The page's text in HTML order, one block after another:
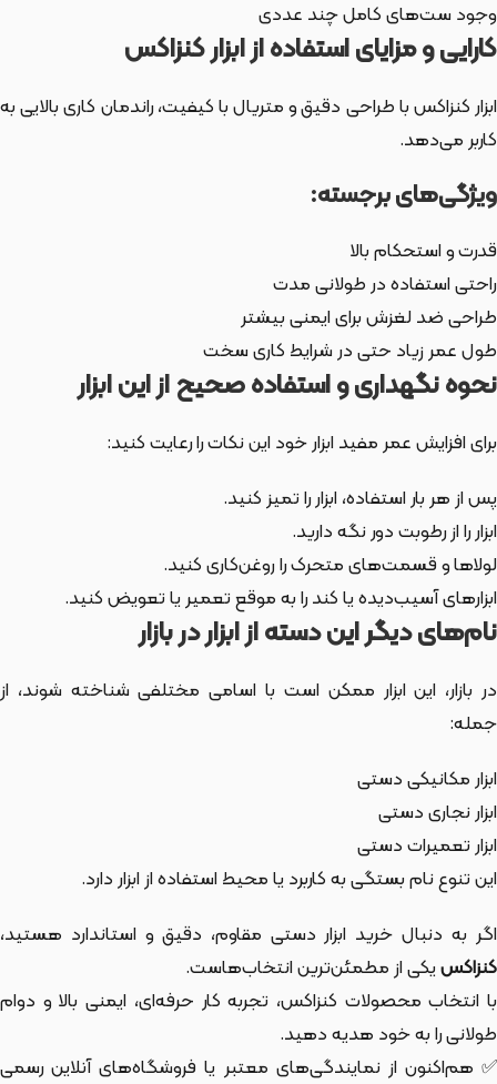
وجود ست‌های کامل چند عددی
کارایی و مزایای استفاده از ابزار کنزاکس
ابزار کنزاکس با طراحی دقیق و متریال با کیفیت، راندمان کاری بالایی به
کاربر می‌دهد.
ویژگی‌های برجسته:
قدرت و استحکام بالا
راحتی استفاده در طولانی مدت
طراحی ضد لغزش برای ایمنی بیشتر
طول عمر زیاد حتی در شرایط کاری سخت
نحوه نگهداری و استفاده صحیح از این ابزار
برای افزایش عمر مفید ابزار خود این نکات را رعایت کنید:
پس از هر بار استفاده، ابزار را تمیز کنید.
ابزار را از رطوبت دور نگه دارید.
لولاها و قسمت‌های متحرک را روغن‌کاری کنید.
ابزارهای آسیب‌دیده یا کند را به موقع تعمیر یا تعویض کنید.
نام‌های دیگر این دسته از ابزار در بازار
در بازار، این ابزار ممکن است با اسامی مختلفی شناخته شوند، از
جمله:
ابزار مکانیکی دستی
ابزار نجاری دستی
ابزار تعمیرات دستی
این تنوع نام بستگی به کاربرد یا محیط استفاده از ابزار دارد.
اگر به دنبال خرید ابزار دستی مقاوم، دقیق و استاندارد هستید،
کنزاکسیکی از مطمئن‌ترین انتخاب‌هاست.
با انتخاب محصولات کنزاکس، تجربه کار حرفه‌ای، ایمنی بالا و دوام
طولانی را به خود هدیه دهید.
✅ هم‌اکنون از نمایندگی‌های معتبر یا فروشگاه‌های آنلاین رسمی